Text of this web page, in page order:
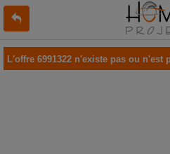
L'offre 6991322 n'existe pas ou n'est